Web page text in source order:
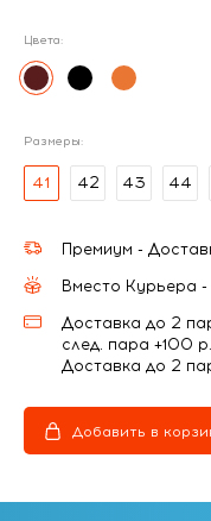
Цвета:
Размеры:
41 42 43 44
Премиум -
Вместо Курьера
Доставка до 2
след. пара +100
Доставка до 2
Добавить в